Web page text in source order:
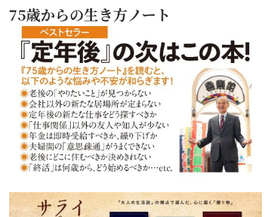
75歳からの生き方ノート